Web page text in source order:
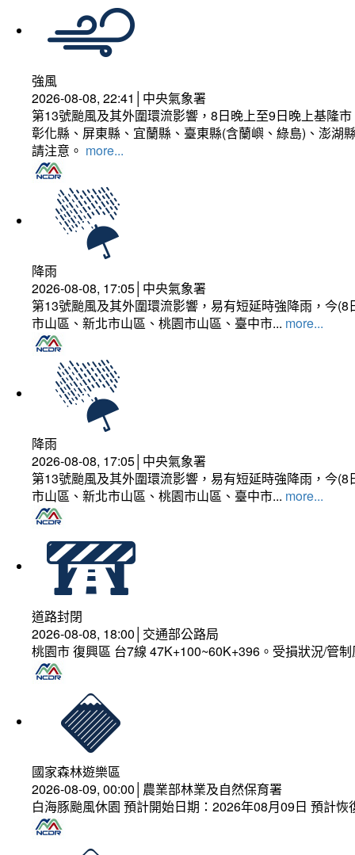
強風
2026-08-08, 22:41│中央氣象署
第13號颱風及其外圍環流影響，8日晚上至9日晚上基隆
彰化縣、屏東縣、宜蘭縣、臺東縣(含蘭嶼、綠島)、澎湖
請注意。 more...
降雨
2026-08-08, 17:05│中央氣象署
第13號颱風及其外圍環流影響，易有短延時強降雨，今
市山區、新北市山區、桃園市山區、臺中市... more...
降雨
2026-08-08, 17:05│中央氣象署
第13號颱風及其外圍環流影響，易有短延時強降雨，今
市山區、新北市山區、桃園市山區、臺中市... more...
道路封閉
2026-08-08, 18:00│交通部公路局
桃園市 復興區 台7線 47K+100~60K+396。受損狀況/管
國家森林遊樂區
2026-08-09, 00:00│農業部林業及自然保育署
白海豚颱風休園 預計開始日期：2026年08月09日 預計